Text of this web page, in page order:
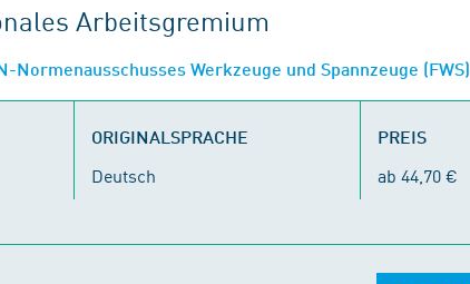
Arbeitsgremium
Normenausschusses Werkzeuge und Spannzeuge (FWS)
ORIGINALSPRACHE
Deutsch
PREIS
ab 44,70 €